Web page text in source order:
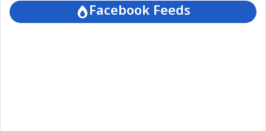
Facebook Feeds